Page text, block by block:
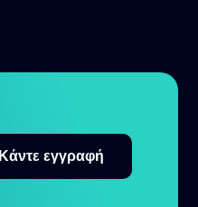
Κάντε εγγραφή